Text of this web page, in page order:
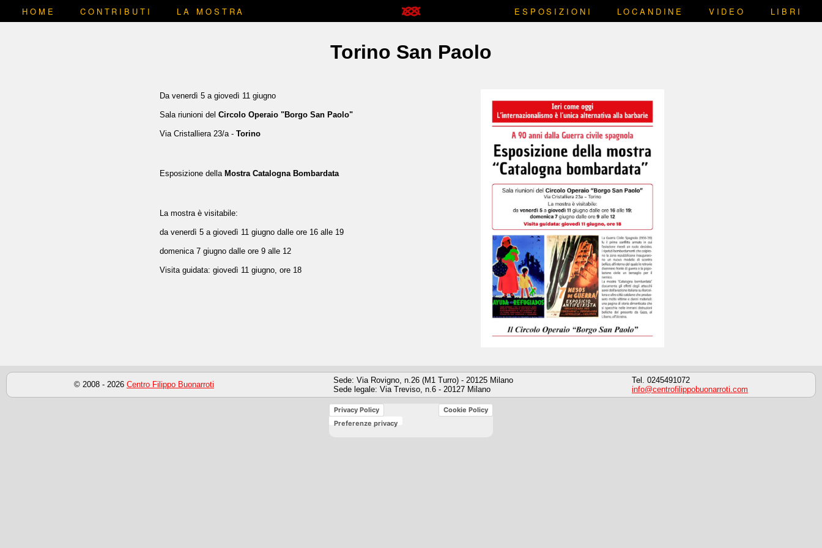
HOME CONTRIBUTI LA MOSTRA ESPOSIZIONI LOCANDINE VIDEO LIBRI
Torino San Paolo
Da venerdì 5 a giovedì 11 giugno
Sala riunioni del Circolo Operaio "Borgo San Paolo"
Via Cristalliera 23/a - Torino
Esposizione della Mostra Catalogna Bombardata
La mostra è visitabile:
da venerdì 5 a giovedì 11 giugno dalle ore 16 alle 19
domenica 7 giugno dalle ore 9 alle 12
Visita guidata: giovedì 11 giugno, ore 18
© 2008 - 2026 Centro Filippo Buonarroti
Sede: Via Rovigno, n.26 (M1 Turro) - 20125 Milano
Sede legale: Via Treviso, n.6 - 20127 Milano
Tel. 0245491072
info@centrofilippobuonarroti.com
Privacy Policy
Cookie Policy
Preferenze privacy